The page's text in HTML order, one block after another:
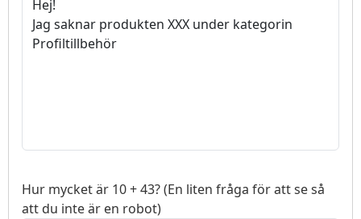
Hur mycket är 10 + 43? (En liten fråga för att se så
att du inte är en robot)